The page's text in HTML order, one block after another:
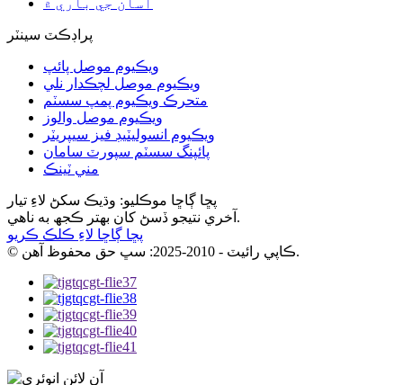
پراڊڪٽ سينٽر
ويڪيوم موصل پائپ
ويڪيوم موصل لچڪدار نلي
متحرڪ ويڪيوم پمپ سسٽم
ويڪيوم موصل والوز
ويڪيوم انسوليٽيڊ فيز سيپريٽر
پائپنگ سسٽم سپورٽ سامان
مني ٽينڪ
پڇا ڳاڇا موڪليو: وڌيڪ سکڻ لاءِ تيار
آخري نتيجو ڏسڻ کان بهتر ڪجھ به ناهي.
پڇا ڳاڇا لاءِ ڪلڪ ڪريو
© ڪاپي رائيٽ - 2010-2025: سڀ حق محفوظ آهن.